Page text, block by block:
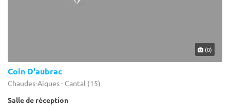
(0)
Coin D'aubrac
Chaudes-Aigues - Cantal (15)
Salle de réception